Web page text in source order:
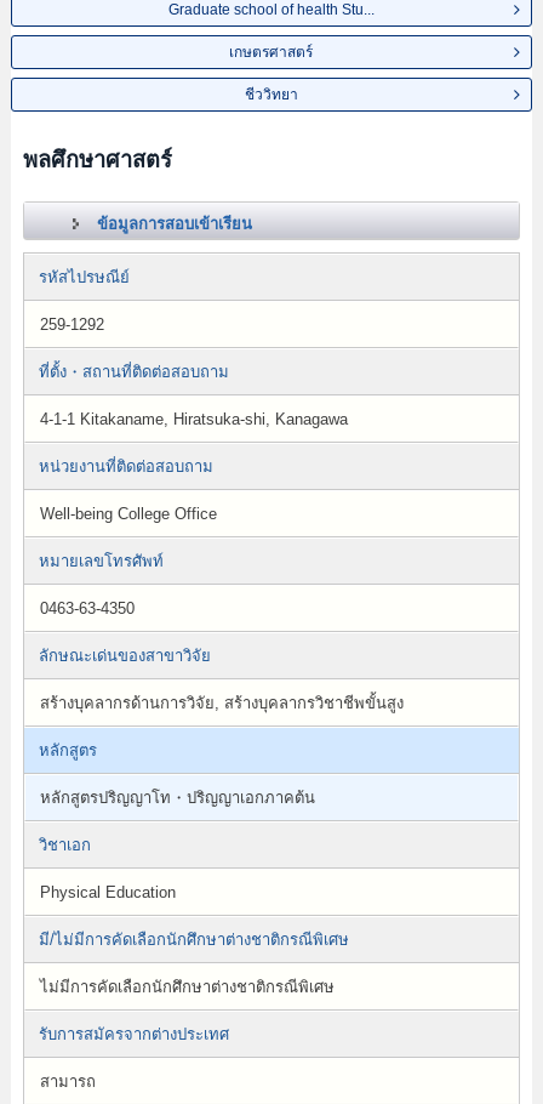
Graduate school of health Stu...
เกษตรศาสตร์
ชีววิทยา
พลศึกษาศาสตร์
ข้อมูลการสอบเข้าเรียน
รหัสไปรษณีย์
259-1292
ที่ตั้ง・สถานที่ติดต่อสอบถาม
4-1-1 Kitakaname, Hiratsuka-shi, Kanagawa
หน่วยงานที่ติดต่อสอบถาม
Well-being College Office
หมายเลขโทรศัพท์
0463-63-4350
ลักษณะเด่นของสาขาวิจัย
สร้างบุคลากรด้านการวิจัย, สร้างบุคลากรวิชาชีพขั้นสูง
หลักสูตร
หลักสูตรปริญญาโท・ปริญญาเอกภาคต้น
วิชาเอก
Physical Education
มี/ไม่มีการคัดเลือกนักศึกษาต่างชาติกรณีพิเศษ
ไม่มีการคัดเลือกนักศึกษาต่างชาติกรณีพิเศษ
รับการสมัครจากต่างประเทศ
สามารถ